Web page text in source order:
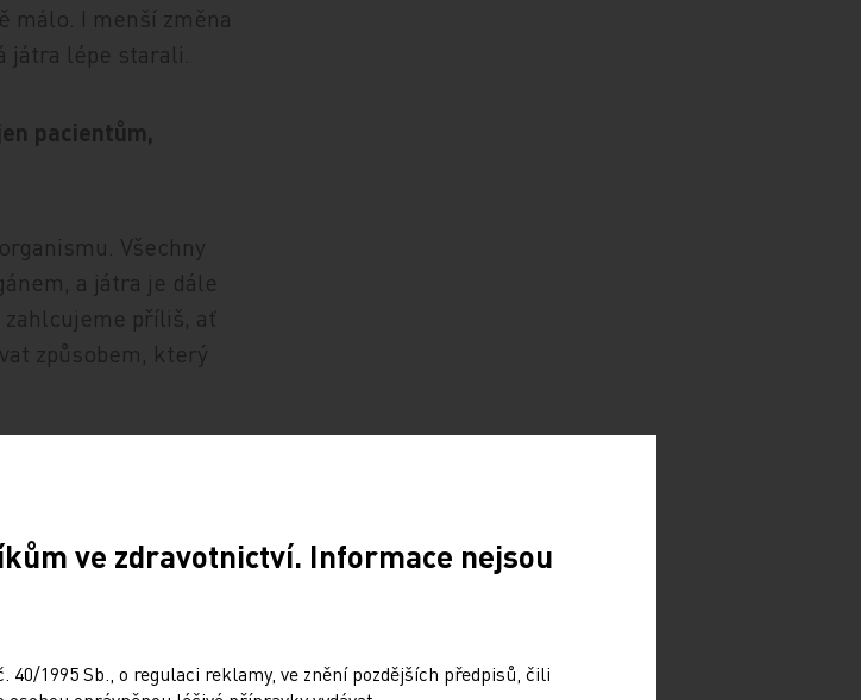
málo. I menší změna
játra lépe starali.
pacientům,
Všechny
a játra je dále
zahlcujeme příliš, ať
způsobem, který
k mnoha chorobám,
únava
může odhalit
vždy vést
a dalších
ve zdravotnictví. Informace nejsou
1995 Sb., o regulaci reklamy, ve znění pozdějších předpisů, čili